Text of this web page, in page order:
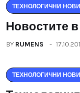
ТЕХНОЛОГИЧНИ
Новостите
BY RUMENS
ТЕХНОЛОГИЧНИ